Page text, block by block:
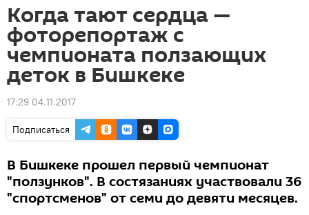
Когда тают сердца —
фоторепортаж с
чемпионата ползающих
деток в Бишкеке
17:29 04.11.2017
Подписаться
В Бишкеке прошел первый чемпионат
"ползунков". В состязаниях участвовали 36
"спортсменов" от семи до девяти месяцев.